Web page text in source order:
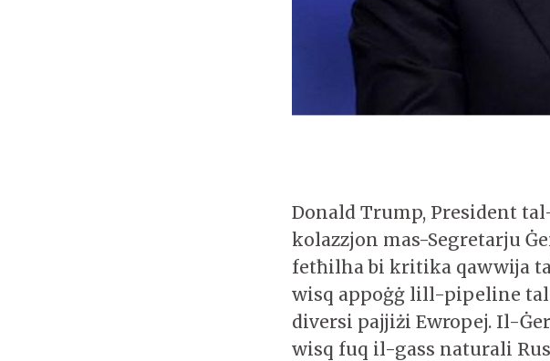
Donald Trump, President
kolazzjon mas-Segretarju
fetħilha bi kritika qawwija
wisq appoġġ lill-pipeline
diversi pajjiżi Ewropej. Il-
wisq fuq il-gass naturali